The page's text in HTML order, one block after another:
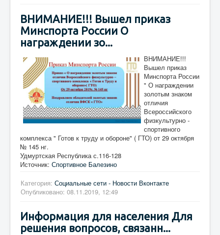
ВНИМАНИЕ!!! Вышел приказ
Минспорта России О
награждении зо...
ВНИМАНИЕ!!!
Вышел приказ
Минспорта России
" О награждении
золотым знаком
отличия
Всероссийского
физкультурно -
спортивного
комплекса " Готов к труду и обороне" ( ГТО) от 29 октября
№ 145 нг.
Удмуртская Республика с.116-128
Источник: Спортивное Балезино
Категория: Социальные сети - Новости Вконтакте
Опубликовано: 08.11.2019, 12:49
Информация для населения Для
решения вопросов, связанн...